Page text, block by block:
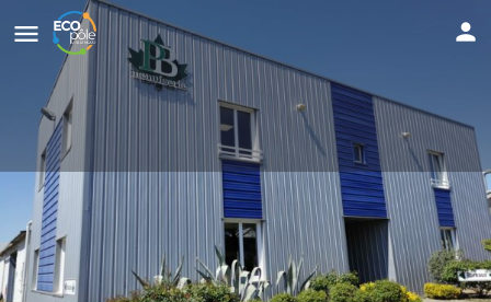
PLASTIC BOIS
Pose de menuiseries
Appeler